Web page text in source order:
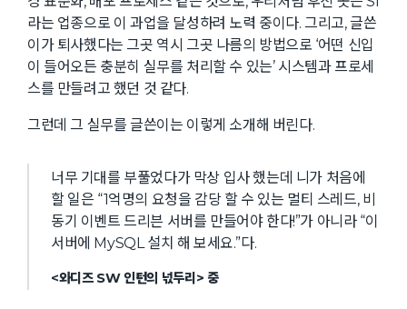
라는 업종으로 이 과업을 달성하려 노력 중이다. 그리고, 글쓴
이가 퇴사했다는 그곳 역시 그곳 나름의 방법으로 ‘어떤 신입
이 들어오든 충분히 실무를 처리할 수 있는’ 시스템과 프로세
스를 만들려고 했던 것 같다.
그런데 그 실무를 글쓴이는 이렇게 소개해 버린다.
너무 기대를 부풀었다가 막상 입사 했는데 니가 처음에
할 일은 “1억명의 요청을 감당 할 수 있는 멀티 스레드, 비
동기 이벤트 드리븐 서버를 만들어야 한다!”가 아니라 “이
서버에 MySQL 설치 해 보세요.”다.
<와디즈 SW 인턴의 넋두리> 중